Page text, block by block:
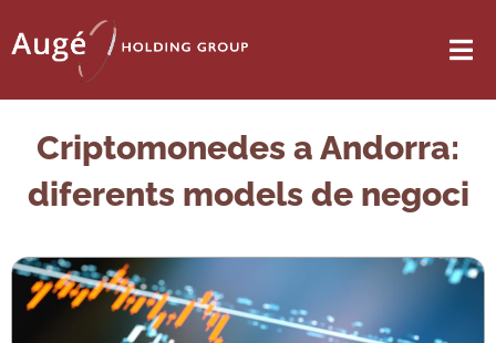
Criptomonedes a Andorra:
diferents models de negoci